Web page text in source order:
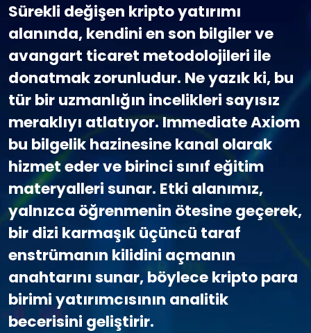
Sürekli değişen kripto yatırımı
alanında, kendini en son bilgiler ve
avangart ticaret metodolojileri ile
donatmak zorunludur. Ne yazık ki, bu
tür bir uzmanlığın incelikleri sayısız
meraklıyı atlatıyor. Immediate Axiom
bu bilgelik hazinesine kanal olarak
hizmet eder ve birinci sınıf eğitim
materyalleri sunar. Etki alanımız,
yalnızca öğrenmenin ötesine geçerek,
bir dizi karmaşık üçüncü taraf
enstrümanın kilidini açmanın
anahtarını sunar, böylece kripto para
birimi yatırımcısının analitik
becerisini geliştirir.